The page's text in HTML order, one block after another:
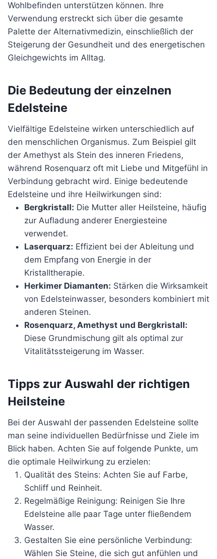
Wohlbefinden unterstützen können. Ihre
Verwendung erstreckt sich über die gesamte
Palette der Alternativmedizin, einschließlich der
Steigerung der Gesundheit und des energetischen
Gleichgewichts im Alltag.
Die Bedeutung der einzelnen
Edelsteine
Vielfältige Edelsteine wirken unterschiedlich auf
den menschlichen Organismus. Zum Beispiel gilt
der Amethyst als Stein des inneren Friedens,
während Rosenquarz oft mit Liebe und Mitgefühl in
Verbindung gebracht wird. Einige bedeutende
Edelsteine und ihre Heilwirkungen sind:
Bergkristall: Die Mutter aller Heilsteine, häufig
zur Aufladung anderer Energiesteine
verwendet.
Laserquarz: Effizient bei der Ableitung und
dem Empfang von Energie in der
Kristalltherapie.
Herkimer Diamanten: Stärken die Wirksamkeit
von Edelsteinwasser, besonders kombiniert mit
anderen Steinen.
Rosenquarz, Amethyst und Bergkristall:
Diese Grundmischung gilt als optimal zur
Vitalitätssteigerung im Wasser.
Tipps zur Auswahl der richtigen
Heilsteine
Bei der Auswahl der passenden Edelsteine sollte
man seine individuellen Bedürfnisse und Ziele im
Blick haben. Achten Sie auf folgende Punkte, um
die optimale Heilwirkung zu erzielen:
Qualität des Steins: Achten Sie auf Farbe,
Schliff und Reinheit.
Regelmäßige Reinigung: Reinigen Sie Ihre
Edelsteine alle paar Tage unter fließendem
Wasser.
Gestalten Sie eine persönliche Verbindung:
Wählen Sie Steine, die sich gut anfühlen und